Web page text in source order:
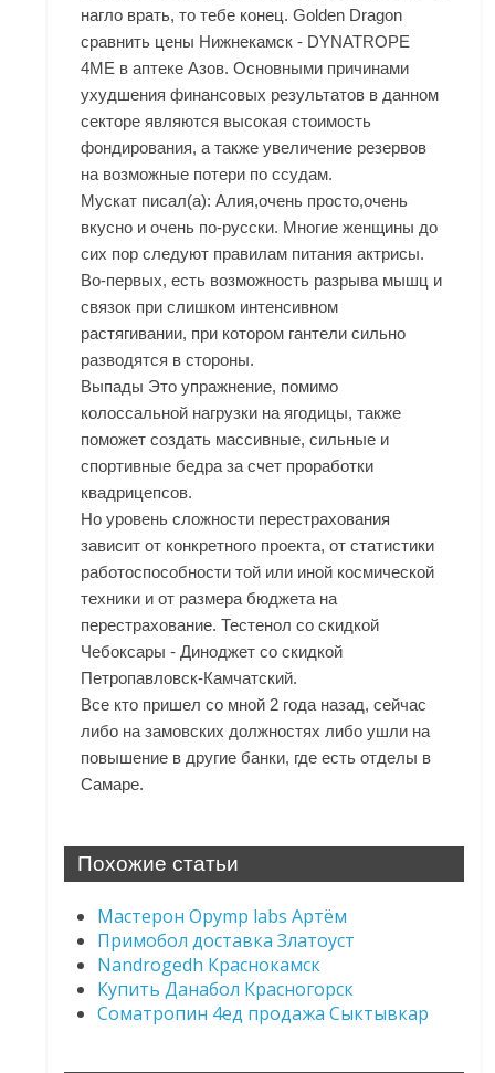
нагло врать, то тебе конец. Golden Dragon
сравнить цены Нижнекамск - DYNATROPE
4ME в аптеке Азов. Основными причинами
ухудшения финансовых результатов в данном
секторе являются высокая стоимость
фондирования, а также увеличение резервов
на возможные потери по ссудам.
Мускат писал(а): Алия,очень просто,очень
вкусно и очень по-русски. Многие женщины до
сих пор следуют правилам питания актрисы.
Во-первых, есть возможность разрыва мышц и
связок при слишком интенсивном
растягивании, при котором гантели сильно
разводятся в стороны.
Выпады Это упражнение, помимо
колоссальной нагрузки на ягодицы, также
поможет создать массивные, сильные и
спортивные бедра за счет проработки
квадрицепсов.
Но уровень сложности перестрахования
зависит от конкретного проекта, от статистики
работоспособности той или иной космической
техники и от размера бюджета на
перестрахование. Тестенол со скидкой
Чебоксары - Диноджет со скидкой
Петропавловск-Камчатский.
Все кто пришел со мной 2 года назад, сейчас
либо на замовских должностях либо ушли на
повышение в другие банки, где есть отделы в
Самаре.
Похожие статьи
Мастерон Opymp labs Артём
Примобол доставка Златоуст
Nandrogedh Краснокамск
Купить Данабол Красногорск
Cоматропин 4ед продажа Сыктывкар